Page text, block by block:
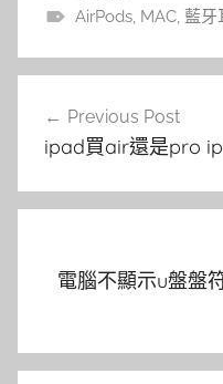
AirPods, MAC, 藍牙
覽
Previous Post
ipad買air還是pro
電腦不顯示u盤盤